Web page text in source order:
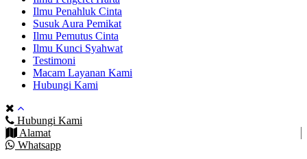
Ilmu Penahluk Cinta
Susuk Aura Pemikat
Ilmu Pemutus Cinta
Ilmu Kunci Syahwat
Testimoni
Macam Layanan Kami
Hubungi Kami
Hubungi Kami
Alamat
Whatsapp